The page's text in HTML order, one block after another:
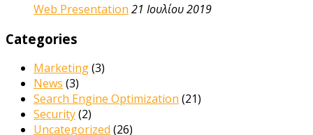
Web Presentation 21 Ιουλίου 2019
Categories
Marketing(3)
News (3)
Search Engine Optimization (21)
Security(2)
Uncategorized (26)